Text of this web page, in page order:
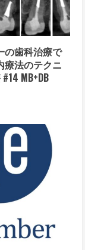
の歯科治療で
療法のテクニ
MB+DB